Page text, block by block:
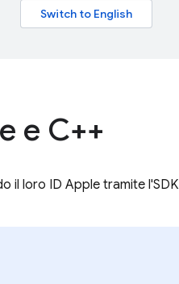
e C++
il loro ID Apple tramite l'SDK